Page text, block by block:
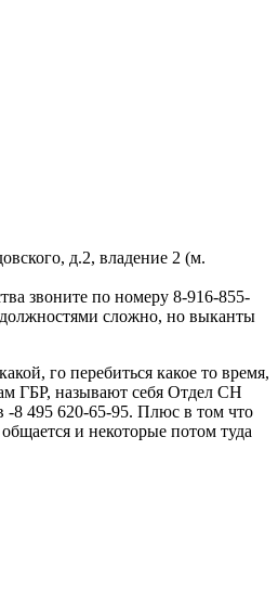
д.2, владение 2 (м.
звоните по номеру 8-916-855-
сложно, но выканты
го перебиться какое то время,
ГБР, называют себя Отдел СН
-8 495 620-65-95. Плюс в том что
и некоторые потом туда